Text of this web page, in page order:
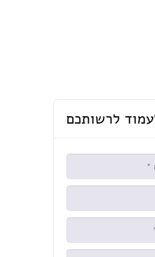
לרשותכם